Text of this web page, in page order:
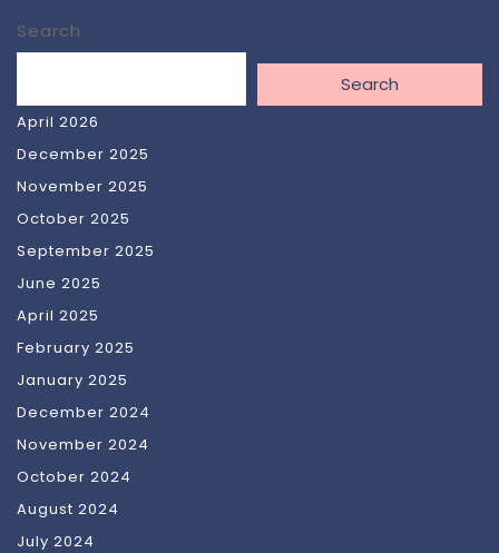
Search
Search
April 2026
December 2025
November 2025
October 2025
September 2025
June 2025
April 2025
February 2025
January 2025
December 2024
November 2024
October 2024
August 2024
July 2024